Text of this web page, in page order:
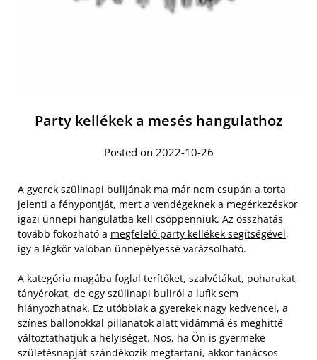
Party kellékek a mesés hangulathoz
Posted on 2022-10-26
A gyerek szülinapi bulijának ma már nem csupán a torta
jelenti a fénypontját, mert a vendégeknek a megérkezéskor
igazi ünnepi hangulatba kell csöppenniük. Az összhatás
tovább fokozható a megfelelő party kellékek segítségével,
így a légkör valóban ünnepélyessé varázsolható.
A kategória magába foglal terítőket, szalvétákat, poharakat,
tányérokat, de egy szülinapi buliról a lufik sem
hiányozhatnak. Ez utóbbiak a gyerekek nagy kedvencei, a
színes ballonokkal pillanatok alatt vidámmá és meghitté
változtathatjuk a helyiséget. Nos, ha Ön is gyermeke
születésnapját szándékozik megtartani, akkor tanácsos